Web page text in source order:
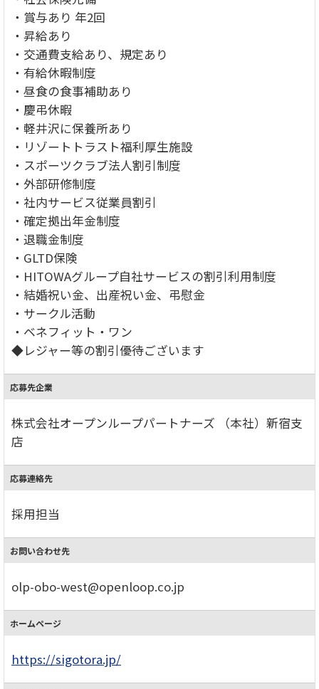
・賞与あり 年2回
・昇給あり
・交通費支給あり、規定あり
・有給休暇制度
・昼食の食事補助あり
・慶弔休暇
・軽井沢に保養所あり
・リゾートトラスト福利厚生施設
・スポーツクラブ法人割引制度
・外部研修制度
・社内サービス従業員割引
・確定拠出年金制度
・退職金制度
・GLTD保険
・HITOWAグループ自社サービスの割引利用制度
・結婚祝い金、出産祝い金、弔慰金
・サークル活動
・ベネフィット・ワン
◆レジャー等の割引優待ございます
応募先企業
株式会社オープンループパートナーズ （本社）新宿支
店
応募連絡先
採用担当
お問い合わせ先
olp-obo-west@openloop.co.jp
ホームページ
https://sigotora.jp/